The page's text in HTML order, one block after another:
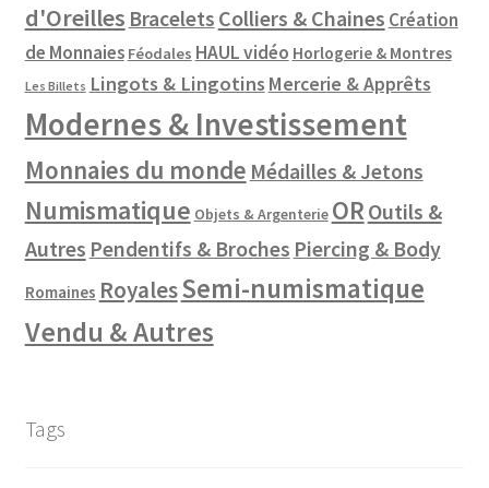
d'Oreilles Bracelets Colliers & Chaines Création
de Monnaies Féodales HAUL vidéo Horlogerie & Montres
Les Billets Lingots & Lingotins Mercerie & Apprêts
Modernes & Investissement
Monnaies du monde Médailles & Jetons
Numismatique Objets & Argenterie OR Outils &
Autres Pendentifs & Broches Piercing & Body
Romaines RoyalesSemi-numismatique
Vendu & Autres
Tags